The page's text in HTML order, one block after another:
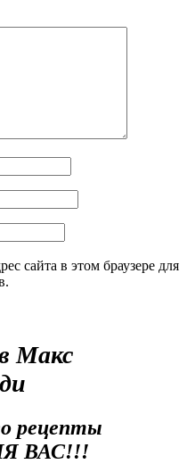
сайта в этом браузере для
Макс
рецепты
ВАС!!!